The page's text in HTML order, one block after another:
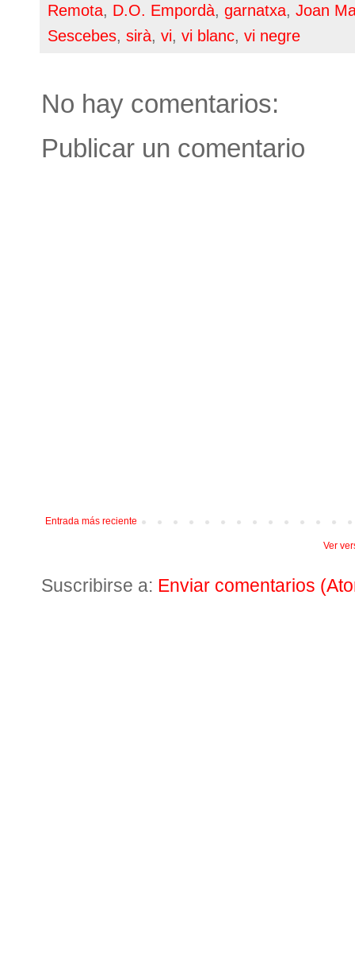
Remota, D.O. Empordà, garnatxa, Joan
Sescebes, sirà, vi, vi blanc, vi negre
No hay comentarios:
Publicar un comentario
Entrada más reciente
Ver
Suscribirse a: Enviar comentarios